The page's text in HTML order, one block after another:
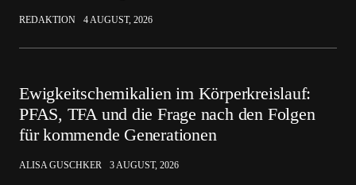
REDAKTION 4 AUGUST, 2026
Ewigkeitschemikalien im Körperkreislauf:
PFAS, TFA und die Frage nach den Folgen
für kommende Generationen
ALISA GUSCHKER 3 AUGUST, 2026